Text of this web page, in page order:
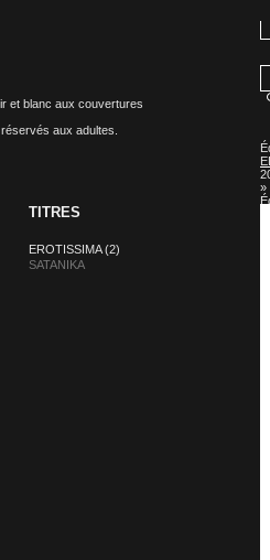
et blanc aux couvertures
aux adultes.
»
TITRES
EROTISSIMA (2)
SATANIKA